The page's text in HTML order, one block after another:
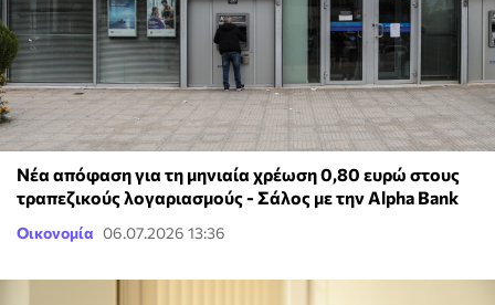
Νέα απόφαση για τη μηνιαία χρέωση 0,80 ευρώ στους
τραπεζικούς λογαριασμούς - Σάλος με την Alpha Bank
Οικονομία 06.07.2026 13:36